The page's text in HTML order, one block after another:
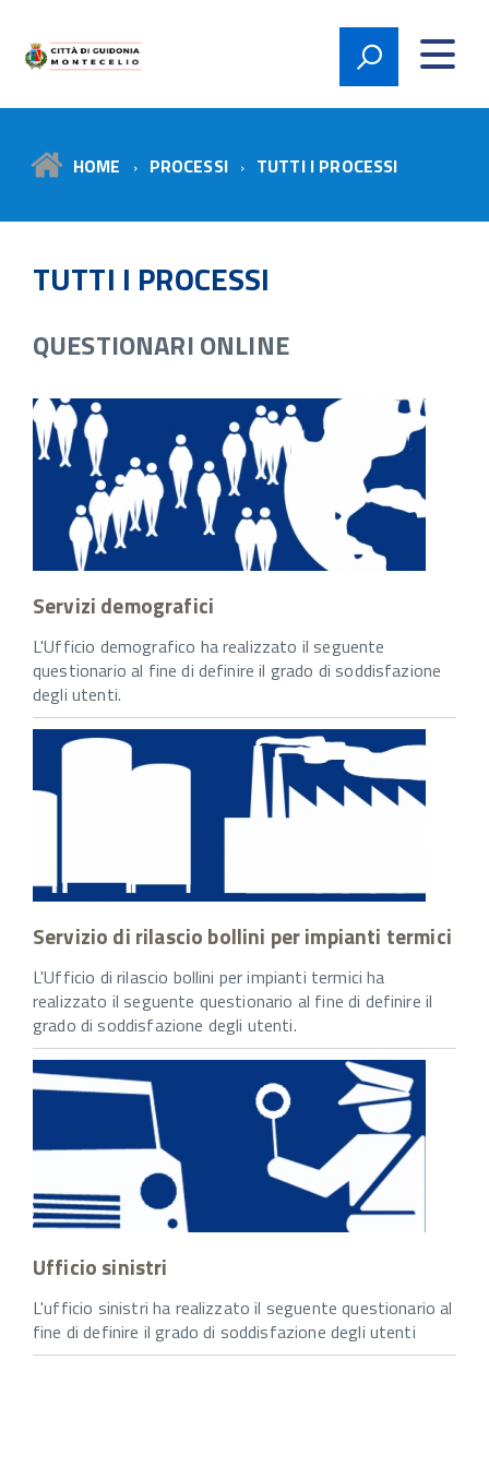
Città di Guidonia
Montecelio
HOME PROCESSI TUTTI I PROCESSI
TUTTI I PROCESSI
QUESTIONARI ONLINE
Servizi demografici
L'Ufficio demografico ha realizzato il seguente
questionario al fine di definire il grado di soddisfazione
degli utenti.
Servizio di rilascio bollini per impianti termici
L'Ufficio di rilascio bollini per impianti termici ha
realizzato il seguente questionario al fine di definire il
grado di soddisfazione degli utenti.
Ufficio sinistri
L'ufficio sinistri ha realizzato il seguente questionario al
fine di definire il grado di soddisfazione degli utenti